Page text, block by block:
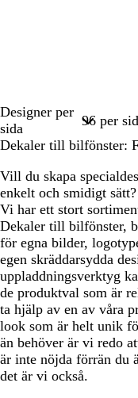
Designer per
sida
Dekaler till bilfönster:
Vill du skapa
enkelt och smidigt
Vi har ett stort
Dekaler till bilfönster,
för egna bilder,
egen skräddarsydda
uppladdningsverktyg
de produktval som är
ta hjälp av en av våra
look som är helt unik
än behöver är vi redo
är inte nöjda förrän du
det är vi också.